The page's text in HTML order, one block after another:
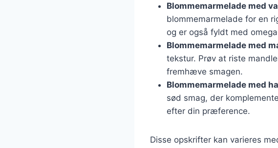
Blommemarmelade med
blommemarmelade for en
og er også fyldt med
Blommemarmelade med
tekstur. Prøv at riste
fremhæve smagen.
Blommemarmelade med
sød smag, der
efter din præference.
Disse opskrifter kan varieres